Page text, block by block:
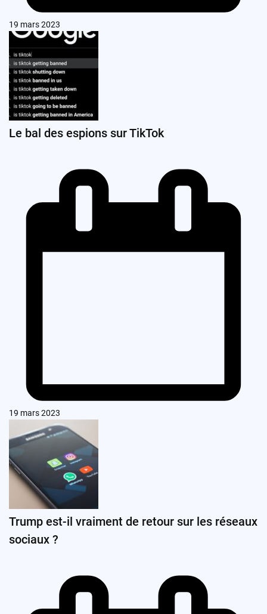
19 mars 2023
Le bal des espions sur TikTok
19 mars 2023
Trump est-il vraiment de retour sur les réseaux
sociaux ?